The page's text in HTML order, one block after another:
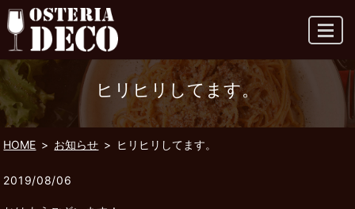
MENU
ヒリヒリしてます。
HOME お知らせ ヒリヒリしてます。
2019/08/06